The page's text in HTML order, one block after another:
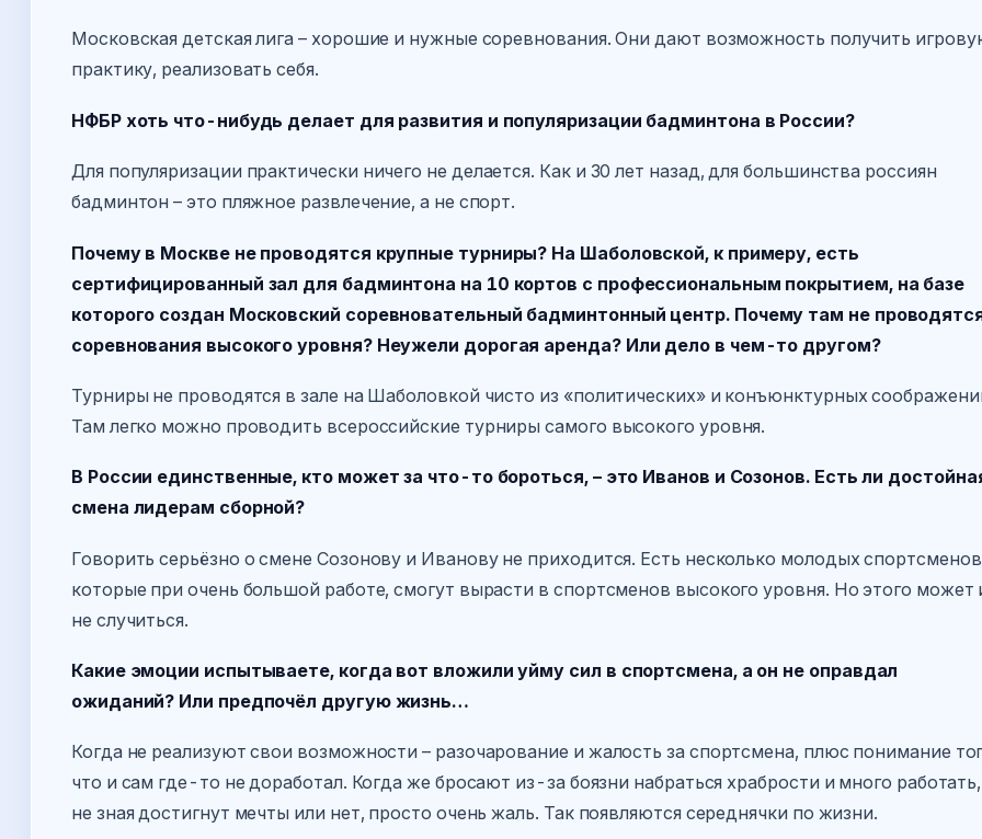
Московская детская лига – хорошие и нужные соревнования. Они дают возможность получить
практику, реализовать себя.
НФБР хоть что-нибудь делает для развития и популяризации бадминтона в России?
Для популяризации практически ничего не делается. Как и 30 лет назад, для большинства россиян
бадминтон – это пляжное развлечение, а не спорт.
Почему в Москве не проводятся крупные турниры? На Шаболовской, к примеру, есть
сертифицированный зал для бадминтона на 10 кортов с профессиональным покрытием, на базе
которого создан Московский соревновательный бадминтонный центр. Почему там не
соревнования высокого уровня? Неужели дорогая аренда? Или дело в чем-то другом?
Турниры не проводятся в зале на Шаболовкой чисто из «политических» и конъюнктурных
Там легко можно проводить всероссийские турниры самого высокого уровня.
В России единственные, кто может за что-то бороться, – это Иванов и Созонов. Есть ли
смена лидерам сборной?
Говорить серьёзно о смене Созонову и Иванову не приходится. Есть несколько молодых
которые при очень большой работе, смогут вырасти в спортсменов высокого уровня. Но этого может
не случиться.
Какие эмоции испытываете, когда вот вложили уйму сил в спортсмена, а он не оправдал
ожиданий? Или предпочёл другую жизнь…
Когда не реализуют свои возможности – разочарование и жалость за спортсмена, плюс понимание
что и сам где-то не доработал. Когда же бросают из-за боязни набраться храбрости и много работать,
не зная достигнут мечты или нет, просто очень жаль. Так появляются середнячки по жизни.